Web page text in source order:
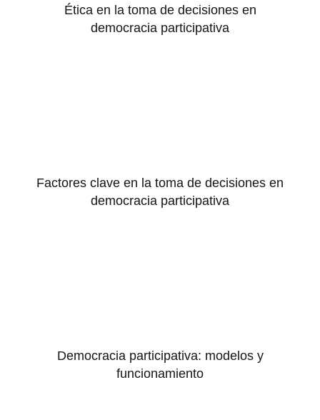
Ética en la toma de decisiones en
democracia participativa
Factores clave en la toma de decisiones en
democracia participativa
Democracia participativa: modelos y
funcionamiento